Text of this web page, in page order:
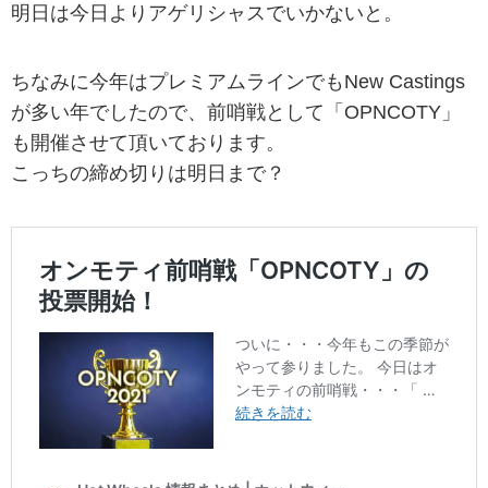
明日は今日よりアゲリシャスでいかないと。
ちなみに今年はプレミアムラインでもNew Castings
が多い年でしたので、前哨戦として「OPNCOTY」
も開催させて頂いております。
こっちの締め切りは明日まで？